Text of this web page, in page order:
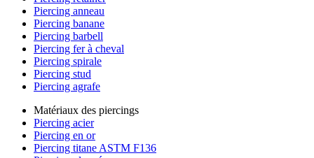
Piercing anneau
Piercing banane
Piercing barbell
Piercing fer à cheval
Piercing spirale
Piercing stud
Piercing agrafe
Matériaux des piercings
Piercing acier
Piercing en or
Piercing titane ASTM F136